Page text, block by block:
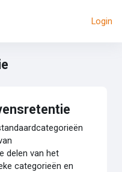
Login
delen van het
categorieën en